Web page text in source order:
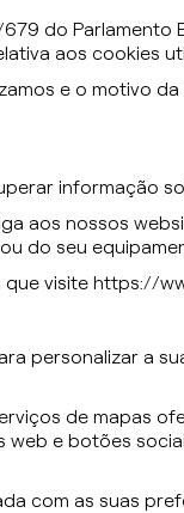
do
aos cookies
e o motivo
informação
aos nossos
do seu
visite https://
personalizar a
de mapas
e botões
com as suas